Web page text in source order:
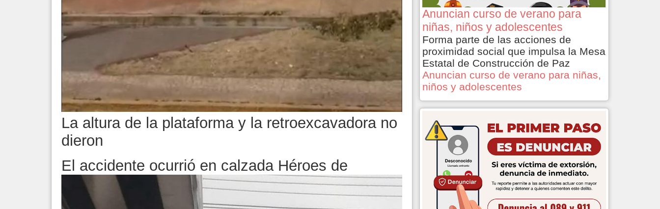
La altura de la plataforma y la retroexcavadora no
dieron
El accidente ocurrió en calzada Héroes de
Anuncian curso de verano para
niñas, niños y adolescentes
Forma parte de las acciones de
proximidad social que impulsa la Mesa
Estatal de Construcción de Paz
Anuncian curso de verano para niñas,
niños y adolescentes